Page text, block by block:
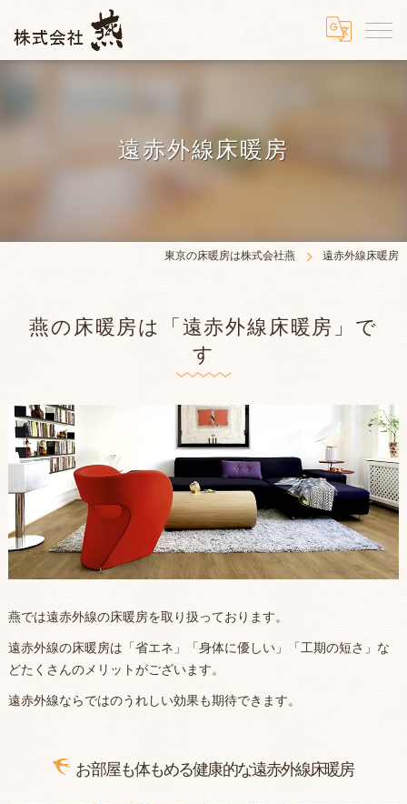
遠赤外線床暖房
東京の床暖房は株式会社燕 遠赤外線床暖房
燕の床暖房は「遠赤外線床暖房」で
す
燕では遠赤外線の床暖房を取り扱っております。
遠赤外線の床暖房は「省エネ」「身体に優しい」「工期の短さ」な
どたくさんのメリットがございます。
遠赤外線ならではのうれしい効果も期待できます。
お部屋も体もめる健康的な遠赤外線床暖房